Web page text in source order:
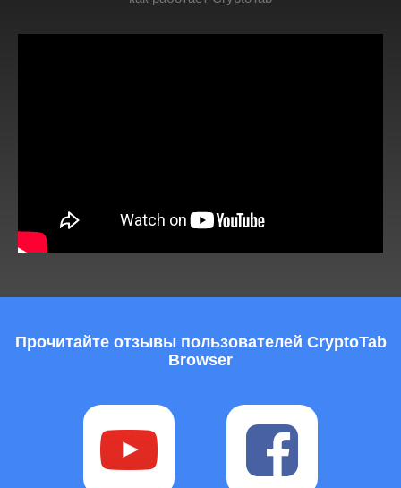
Прочитайте отзывы пользователей CryptoTab
Browser